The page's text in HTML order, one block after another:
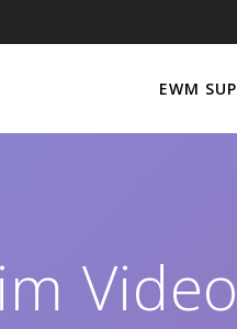
EWM